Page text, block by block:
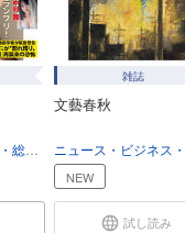
カート
試し読み
総合
雑誌
文藝春秋
NEW
試し読み